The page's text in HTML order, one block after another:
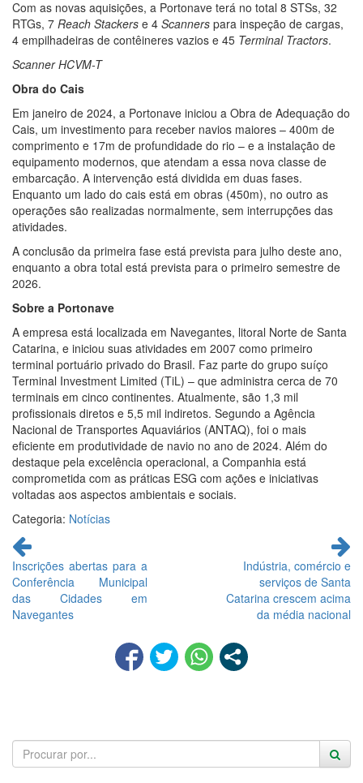
Com as novas aquisições, a Portonave terá no total 8 STSs, 32
RTGs, 7 Reach Stackers e 4 Scanners para inspeção de cargas,
4 empilhadeiras de contêineres vazios e 45 Terminal Tractors.
Scanner HCVM-T
Obra do Cais
Em janeiro de 2024, a Portonave iniciou a Obra de Adequação do
Cais, um investimento para receber navios maiores – 400m de
comprimento e 17m de profundidade do rio – e a instalação de
equipamento modernos, que atendam a essa nova classe de
embarcação. A intervenção está dividida em duas fases.
Enquanto um lado do cais está em obras (450m), no outro as
operações são realizadas normalmente, sem interrupções das
atividades.
A conclusão da primeira fase está prevista para julho deste ano,
enquanto a obra total está prevista para o primeiro semestre de
2026.
Sobre a Portonave
A empresa está localizada em Navegantes, litoral Norte de Santa
Catarina, e iniciou suas atividades em 2007 como primeiro
terminal portuário privado do Brasil. Faz parte do grupo suíço
Terminal Investment Limited (TiL) – que administra cerca de 70
terminais em cinco continentes. Atualmente, são 1,3 mil
profissionais diretos e 5,5 mil indiretos. Segundo a Agência
Nacional de Transportes Aquaviários (ANTAQ), foi o mais
eficiente em produtividade de navio no ano de 2024. Além do
destaque pela excelência operacional, a Companhia está
comprometida com as práticas ESG com ações e iniciativas
voltadas aos aspectos ambientais e sociais.
Categoria: Notícias
Continue
lendo
Inscrições abertas para a
Conferência Municipal
das Cidades em
Navegantes
Indústria, comércio e
serviços de Santa
Catarina crescem acima
da média nacional